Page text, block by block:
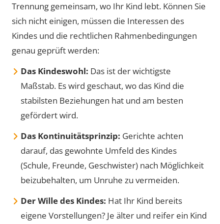
Trennung gemeinsam, wo Ihr Kind lebt. Können Sie
sich nicht einigen, müssen die Interessen des
Kindes und die rechtlichen Rahmenbedingungen
genau geprüft werden:
Das Kindeswohl: Das ist der wichtigste
Maßstab. Es wird geschaut, wo das Kind die
stabilsten Beziehungen hat und am besten
gefördert wird.
Das Kontinuitätsprinzip: Gerichte achten
darauf, das gewohnte Umfeld des Kindes
(Schule, Freunde, Geschwister) nach Möglichkeit
beizubehalten, um Unruhe zu vermeiden.
Der Wille des Kindes: Hat Ihr Kind bereits
eigene Vorstellungen? Je älter und reifer ein Kind